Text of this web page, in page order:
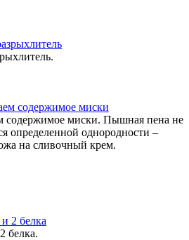
содержимое миски. Пышная пена не
определенной однородности –
на сливочный крем.
белка.